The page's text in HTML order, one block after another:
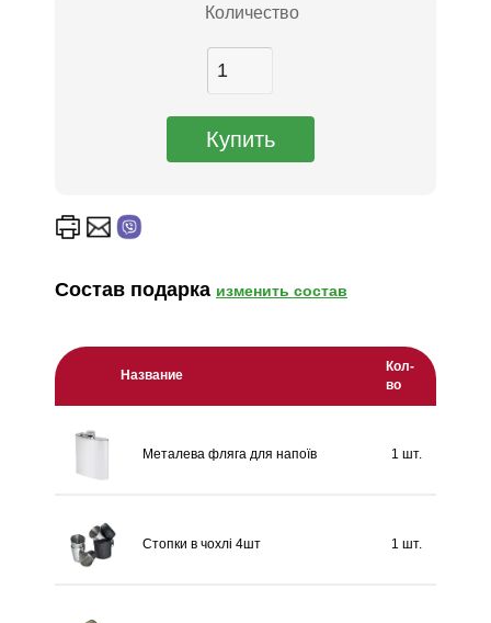
Количество
Состав подарка изменить состав
Название
Кол-
во
Металева фляга для напоїв 1 шт.
Стопки в чохлі 4шт 1 шт.